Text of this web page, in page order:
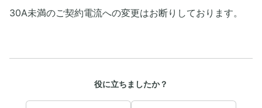
30A未満のご契約電流への変更はお断りしております。
役に立ちましたか？